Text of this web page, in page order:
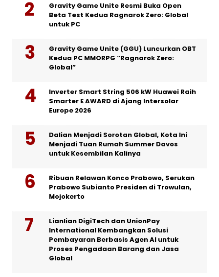
Gravity Game Unite Resmi Buka Open
Beta Test Kedua Ragnarok Zero: Global
untuk PC
Gravity Game Unite (GGU) Luncurkan OBT
Kedua PC MMORPG “Ragnarok Zero:
Global”
Inverter Smart String 506 kW Huawei Raih
Smarter E AWARD di Ajang Intersolar
Europe 2026
Dalian Menjadi Sorotan Global, Kota Ini
Menjadi Tuan Rumah Summer Davos
untuk Kesembilan Kalinya
Ribuan Relawan Konco Prabowo, Serukan
Prabowo Subianto Presiden di Trowulan,
Mojokerto
Lianlian DigiTech dan UnionPay
International Kembangkan Solusi
Pembayaran Berbasis Agen AI untuk
Proses Pengadaan Barang dan Jasa
Global